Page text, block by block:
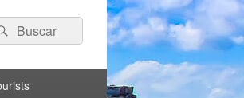
Buscar